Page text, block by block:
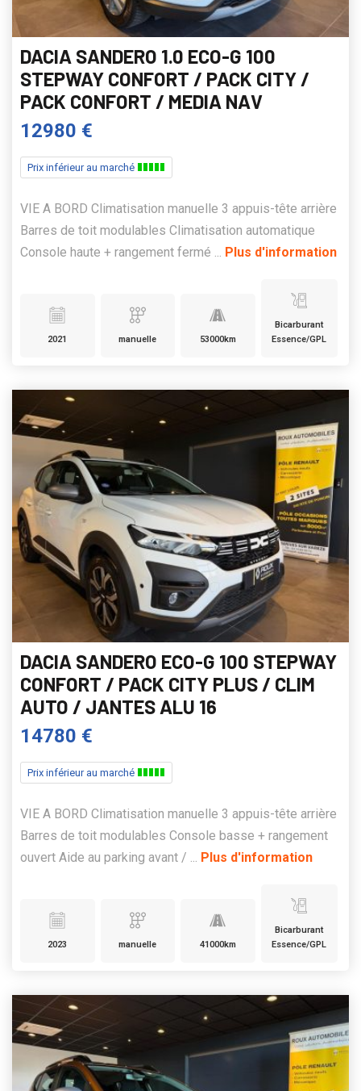
DACIA SANDERO 1.0 ECO-G 100
STEPWAY CONFORT / PACK CITY /
PACK CONFORT / MEDIA NAV
12980 €
Prix inférieur au marché
VIE A BORD Climatisation manuelle 3 appuis-tête arrière
Barres de toit modulables Climatisation automatique
Console haute + rangement fermé ... Plus d'information
2021 manuelle 53000km
Bicarburant
Essence/GPL
DACIA SANDERO ECO-G 100 STEPWAY
CONFORT / PACK CITY PLUS / CLIM
AUTO / JANTES ALU 16
14780 €
Prix inférieur au marché
VIE A BORD Climatisation manuelle 3 appuis-tête arrière
Barres de toit modulables Console basse + rangement
ouvert Aide au parking avant / ... Plus d'information
2023 manuelle 41000km
Bicarburant
Essence/GPL